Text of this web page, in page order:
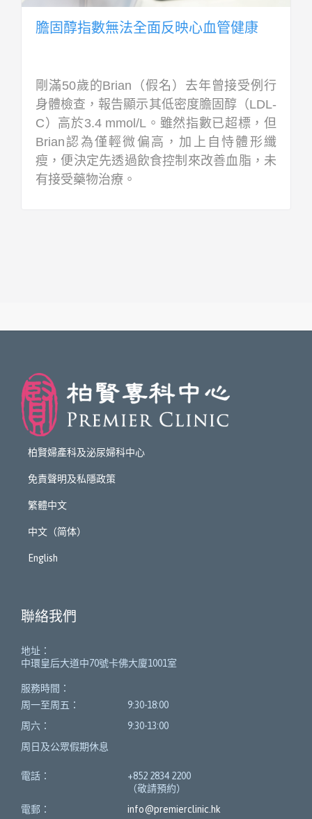
膽固醇指數無法全面反映心血管健康
剛滿50歲的Brian（假名）去年曾接受例行
身體檢查，報告顯示其低密度膽固醇（LDL-
C）高於3.4 mmol/L。雖然指數已超標，但
Brian認為僅輕微偏高，加上自恃體形纖
瘦，便決定先透過飲食控制來改善血脂，未
有接受藥物治療。
柏賢婦產科及泌尿婦科中心
免責聲明及私隱政策
繁體中文
中文（简体）
English
聯絡我們
地址：
中環皇后大道中70號卡佛大廈1001室
服務時間：
周一至周五：
9:30-18:00
周六：
9:30-13:00
周日及公眾假期休息
電話：
+852 2834 2200
（敬請預約）
電郵：
info@premierclinic.hk